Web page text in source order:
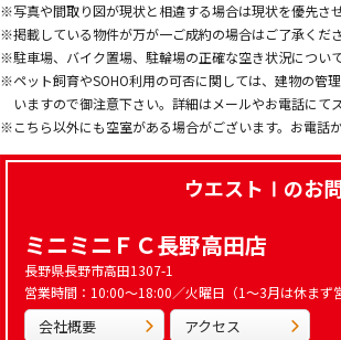
※写真や間取り図が現状と相違する場合は現状を優先させ
※掲載している物件が万が一ご成約の場合はご了承くださ
※駐車場、バイク置場、駐輪場の正確な空き状況につい
※ペット飼育やSOHO利用の可否に関しては、建物の管
いますので御注意下さい。詳細はメールやお電話にて
※こちら以外にも空室がある場合がございます。お電話
ウエストⅠ のお
ミニミニＦＣ長野高田店
長野県長野市高田1307-1
営業時間：10:00～18:00／火曜日（1～3月は休まず
会社概要 アクセス